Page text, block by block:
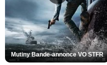
Mutiny Bande-annonce VO STFR